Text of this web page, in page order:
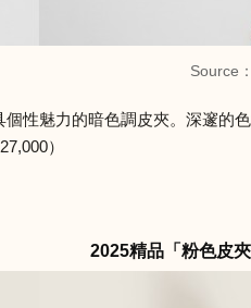
Source
性魅力的暗色調皮夾。深邃
）
2025精品「粉色皮